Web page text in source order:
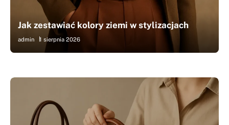
Jak zestawiać kolory ziemi w stylizacjach
admin 1 sierpnia 2026